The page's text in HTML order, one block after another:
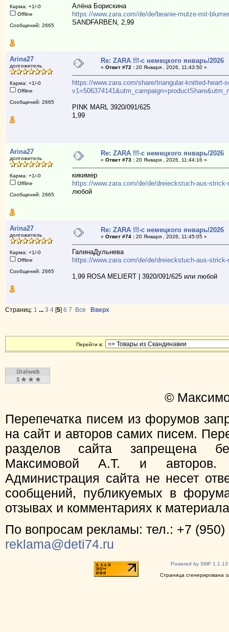
Карма: +1/-0
Offline
Сообщений: 2665
Алёна Борискина
https://www.zara.com/de/de/beanie-mutze-mit-
SANDFARBEN, 2,99
Arina27
долгожитель
Карма: +1/-0
Offline
Сообщений: 2665
Re: ZARA !!!-с немецкого январь/2026
« Ответ #72 :20 Января , 2026, 11:43:50 »
https://www.zara.com/share/triangular-knitted-heart-
PINK MARL 3920/091/625
1,99
Arina27
долгожитель
Карма: +1/-0
Offline
Сообщений: 2665
Re: ZARA !!!-с немецкого январь/2026
« Ответ #73 :20 Января , 2026, 11:44:16 »
кикимер
https://www.zara.com/de/de/dreieckstuch-aus-
любой
Arina27
долгожитель
Карма: +1/-0
Offline
Сообщений: 2665
Re: ZARA !!!-с немецкого январь/2026
« Ответ #74 :20 Января , 2026, 11:45:05 »
ГалинаДульнева
https://www.zara.com/de/de/dreieckstuch-aus-
1,99 ROSA MELIERT | 3920/091/625 или любой
Страниц: 1 ... 3 4[5] 6 7 Все Вверх
Перейти в:
©
Перепечатка писем из форумов
на сайт и авторов самих писем.
разделов сайта запрещена
Максимовой А.Т. и
Администрация сайта не несет
сообщений, публикуемых в
отзывах и комментариях к
По вопросам рекламы: тел.: +7 (950)
reklama@deti74.ru
Powered by SMF 1.1.13
Страница сгенерирована